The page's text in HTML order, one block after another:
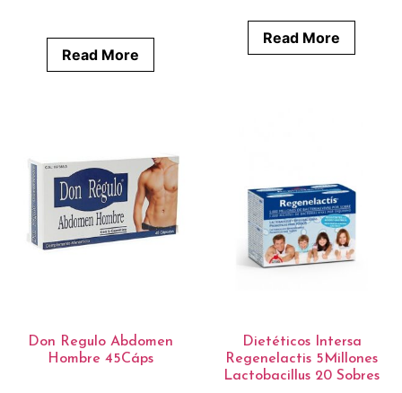
Read More
Read More
Don Regulo Abdomen
Hombre 45Cáps
Dietéticos Intersa
Regenelactis 5Millones
Lactobacillus 20 Sobres